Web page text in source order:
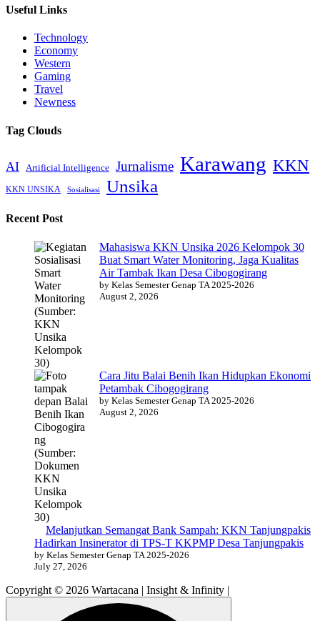
Useful Links
Technology
Economy
Western
Gaming
Travel
Newness
Tag Clouds
AI Artificial Intelligence Jurnalisme Karawang KKN
KKN UNSIKA Sosialisasi Unsika
Recent Post
Mahasiswa KKN Unsika 2026 Kelompok 30
Buat Smart Water Monitoring, Jaga Kualitas
Air Tambak Ikan Desa Cibogogirang
by Kelas Semester Genap TA 2025-2026
August 2, 2026
Cara Jitu Balai Benih Ikan Hidupkan Ekonomi
Petambak Cibogogirang
by Kelas Semester Genap TA 2025-2026
August 2, 2026
Melanjutkan Semangat Bank Sampah: KKN Tanjungpakis
Hadirkan Insinerator di TPS-T KKPMP Desa Tanjungpakis
by Kelas Semester Genap TA 2025-2026
July 27, 2026
Copyright © 2026 Wartacana | Insight & Infinity |